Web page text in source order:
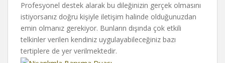
Profesyonel destek alarak bu dileğinizin gerçek olmasını
istiyorsanız doğru kişiyle iletişim halinde olduğunuzdan
emin olmanız gerekiyor. Bunların dışında çok etkili
telkinler verilen kendiniz uygulayabileceğiniz bazı
tertiplere de yer verilmektedir.